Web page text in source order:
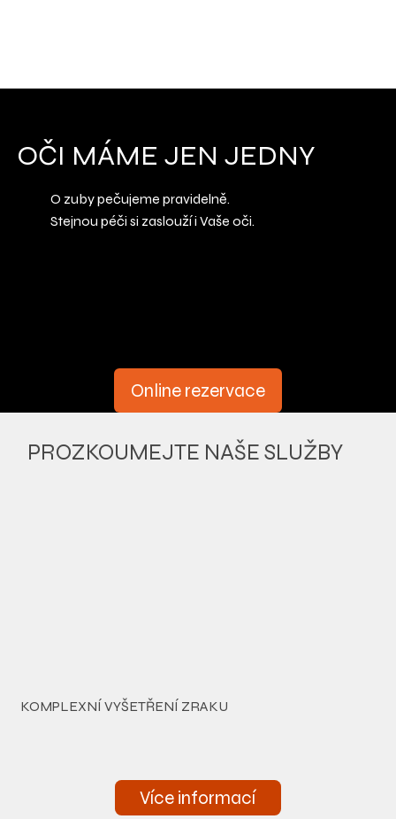
Online rezervace
OČI MÁME JEN JEDNY
O zuby pečujeme pravidelně.
Stejnou péči si zaslouží i Vaše oči.
PROZKOUMEJTE NAŠE SLUŽBY
KOMPLEXNÍ VYŠETŘENÍ ZRAKU
Více informací